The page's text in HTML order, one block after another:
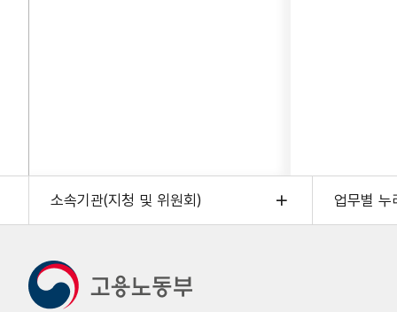
소속기관(지청 및 위원회) 업무별 누